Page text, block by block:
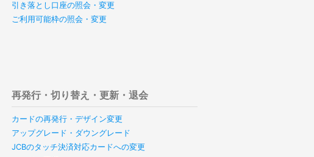
引き落とし口座の照会・変更
ご利用可能枠の照会・変更
再発行・切り替え・更新・退会
カードの再発行・デザイン変更
アップグレード・ダウングレード
JCBのタッチ決済対応カードへの変更